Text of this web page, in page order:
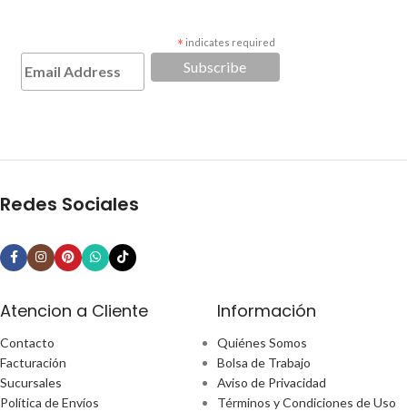
* indicates required
Redes Sociales
Atencion a Cliente
Contacto
Facturación
Sucursales
Política de Envíos
Información
Quiénes Somos
Bolsa de Trabajo
Aviso de Privacidad
Términos y Condiciones de Uso